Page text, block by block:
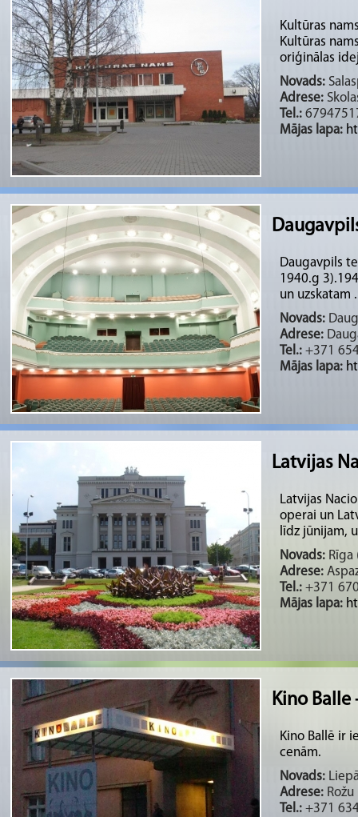
Kultūras
Kultūras
oriģinālas
Novads:
Adrese:
Tel.:
Mājas lapa:
Daugavpils
1940.g
un uzskatam
Novads:
Adrese:
Tel.: +371
Mājas lapa:
Latvijas
Latvijas
operai un
līdz jūnijam,
Novads: Rīga
Adrese:
Tel.: +371
Mājas lapa:
Kino Balle
Kino Ballē ir
cenām.
Novads:
Adrese:
Tel.: +371